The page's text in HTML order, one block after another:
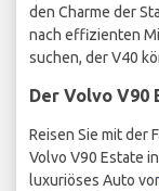
den Charme der
nach effizienten
suchen, der V40
Der Volvo V90
Reisen Sie mit der
Volvo V90 Estate
luxuriöses Auto